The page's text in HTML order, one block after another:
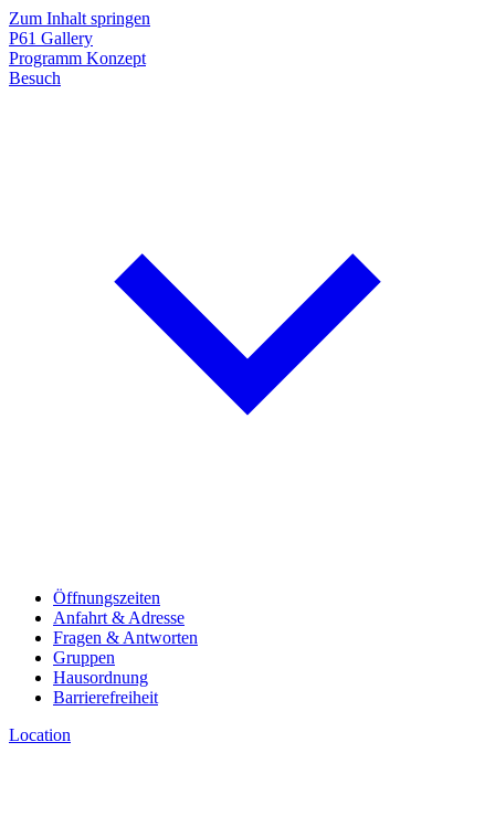
Zum Inhalt springen
P61 Gallery
Programm Konzept
Besuch
Öffnungszeiten
Anfahrt & Adresse
Fragen & Antworten
Gruppen
Hausordnung
Barrierefreiheit
Location